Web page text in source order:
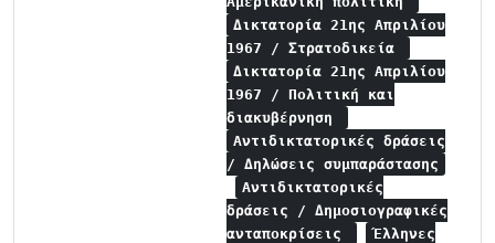
Δικτατορία 21ης Απριλίου
1967 / Στρατοδικεία
Δικτατορία 21ης Απριλίου
1967 / Πολιτική και
διακυβέρνηση
Αντιδικτατορικές δράσεις
/ Δηλώσεις συμπαράστασης
Αντιδικτατορικές
δράσεις / Δημοσιογραφικές
ανταποκρίσεις
Έλληνες